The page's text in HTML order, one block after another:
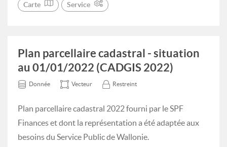
Carte Service
Plan parcellaire cadastral - situation
au 01/01/2022 (CADGIS 2022)
Donnée Vecteur Restreint
Plan parcellaire cadastral 2022 fourni par le SPF
Finances et dont la représentation a été adaptée aux
besoins du Service Public de Wallonie.